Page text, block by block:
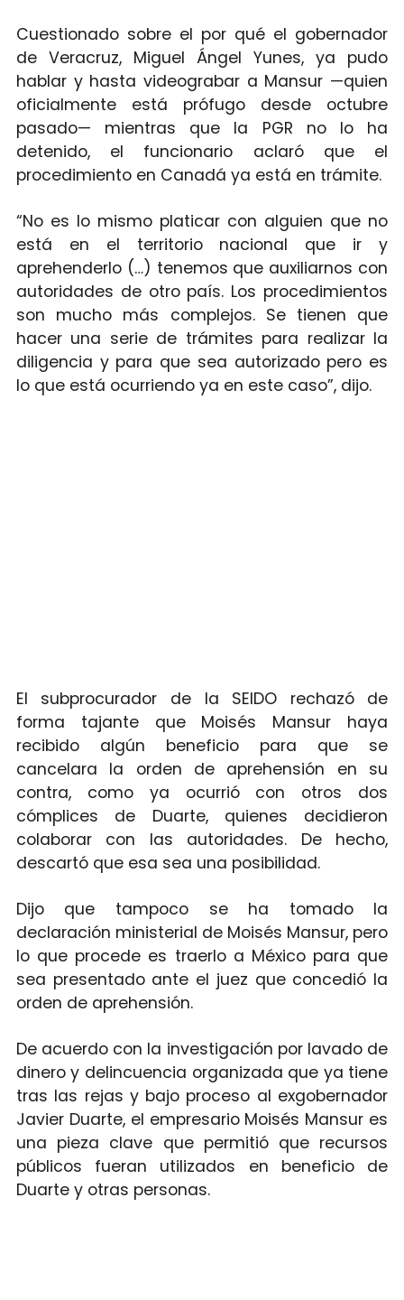
Cuestionado sobre el por qué el gobernador
de Veracruz, Miguel Ángel Yunes, ya pudo
hablar y hasta videograbar a Mansur —quien
oficialmente está prófugo desde octubre
pasado— mientras que la PGR no lo ha
detenido, el funcionario aclaró que el
procedimiento en Canadá ya está en trámite.
“No es lo mismo platicar con alguien que no
está en el territorio nacional que ir y
aprehenderlo (…) tenemos que auxiliarnos con
autoridades de otro país. Los procedimientos
son mucho más complejos. Se tienen que
hacer una serie de trámites para realizar la
diligencia y para que sea autorizado pero es
lo que está ocurriendo ya en este caso”, dijo.
El subprocurador de la SEIDO rechazó de
forma tajante que Moisés Mansur haya
recibido algún beneficio para que se
cancelara la orden de aprehensión en su
contra, como ya ocurrió con otros dos
cómplices de Duarte, quienes decidieron
colaborar con las autoridades. De hecho,
descartó que esa sea una posibilidad.
Dijo que tampoco se ha tomado la
declaración ministerial de Moisés Mansur, pero
lo que procede es traerlo a México para que
sea presentado ante el juez que concedió la
orden de aprehensión.
De acuerdo con la investigación por lavado de
dinero y delincuencia organizada que ya tiene
tras las rejas y bajo proceso al exgobernador
Javier Duarte, el empresario Moisés Mansur es
una pieza clave que permitió que recursos
públicos fueran utilizados en beneficio de
Duarte y otras personas.